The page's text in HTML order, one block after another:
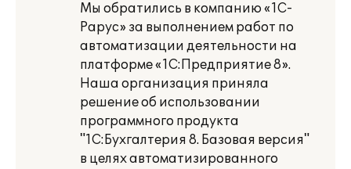
Мы обратились в компанию «1С-
Рарус» за выполнением работ по
автоматизации деятельности на
платформе «1С:Предприятие 8».
Наша организация приняла
решение об использовании
программного продукта
"1С:Бухгалтерия 8. Базовая версия"
в целях автоматизированного